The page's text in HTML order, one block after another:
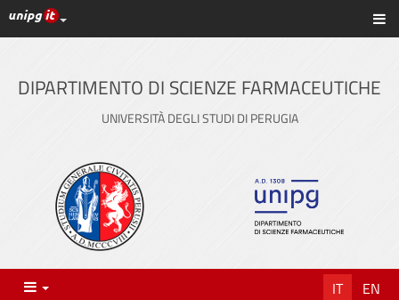
Vai
al
principale
Link ai principali servizi web di Ateneo
DIPARTIMENTO DI SCIENZE FARMACEUTICHE
UNIVERSITÀ DEGLI STUDI DI PERUGIA
Menu IT EN